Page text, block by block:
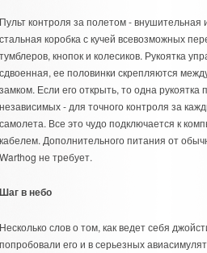
контроля за полетом - внушительная
коробка с кучей всевозможных
кнопок и колесиков. Рукоятка
ее половинки скрепляются
Если его открыть, то одна рукоятка
- для точного контроля за
Все это чудо подключается к
Дополнительного питания от
не требует.
в небо
слов о том, как ведет себя
его и в серьезных